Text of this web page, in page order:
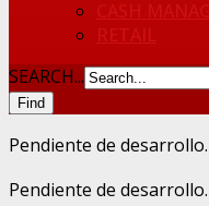
SEARCH...
Pendiente de desarrollo.
Pendiente de desarrollo.